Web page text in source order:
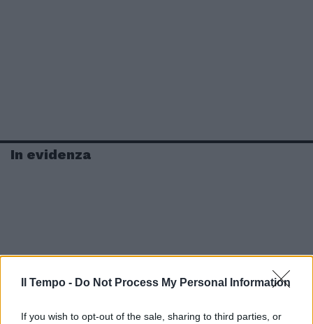
Il Tempo - Do Not Process My Personal Information
If you wish to opt-out of the sale, sharing to third parties, or
In evidenza